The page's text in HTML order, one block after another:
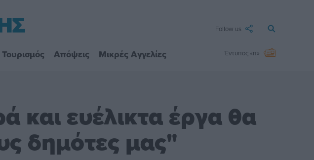
Follow us
Τουρισμός Απόψεις Μικρές Αγγελίες Έντυπος «π»
και ευέλικτα έργα θα
δημότες μας"